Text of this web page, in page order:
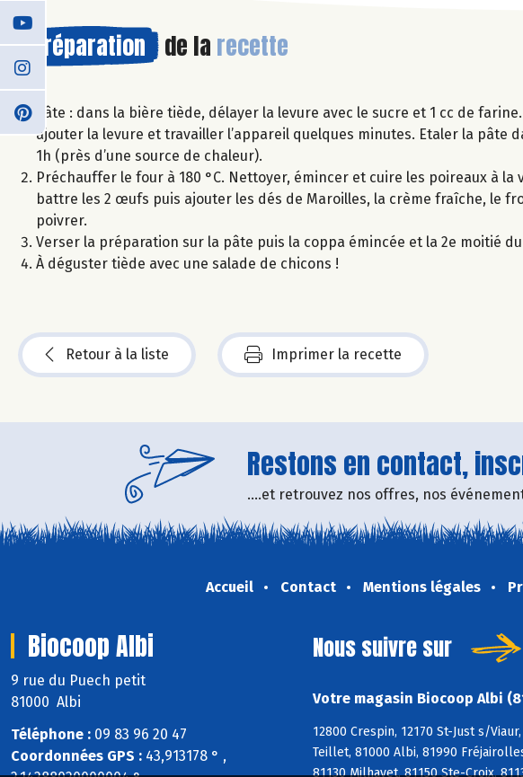
Préparation de la recette
Pâte : dans la bière tiède, délayer la levure avec le sucre et 1 cc de
ajouter la levure et travailler l’appareil quelques minutes. Etaler la
1h (près d’une source de chaleur).
Préchauffer le four à 180 °C. Nettoyer, émincer et cuire les poireaux à
battre les 2 œufs puis ajouter les dés de Maroilles, la crème fraîche, le
poivrer.
Verser la préparation sur la pâte puis la coppa émincée et la 2e moitié
À déguster tiède avec une salade de chicons !
Retour à la liste Imprimer la recette
Restons en contact,
....et retrouvez nos offres, nos
Accueil Contact Mentions légales
Biocoop Albi
9 rue du Puech petit
81000 Albi
Téléphone : 09 83 96 20 47
Coordonnées GPS : 43,913178 ° ,
Nous suivre sur
Votre magasin Biocoop Albi
12800 Crespin, 12170 St-Just s/
Teillet, 81000 Albi, 81990
81130 Milhavet, 81150 Ste-Croix,